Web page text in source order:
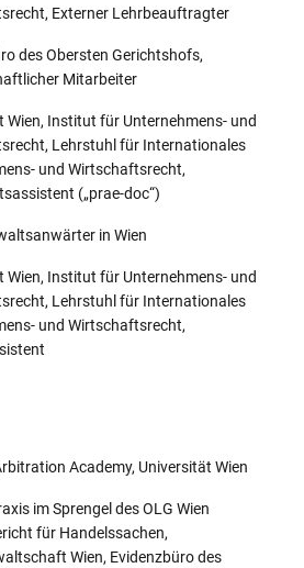
Externer Lehrbeauftragter
des Obersten Gerichtshofs,
Mitarbeiter
Wien, Institut für Unternehmens- und
Lehrstuhl für Internationales
und Wirtschaftsrecht,
(„prae-doc“)
in Wien
Wien, Institut für Unternehmens- und
Lehrstuhl für Internationales
und Wirtschaftsrecht,
Academy, Universität Wien
im Sprengel des OLG Wien
für Handelssachen,
Wien, Evidenzbüro des